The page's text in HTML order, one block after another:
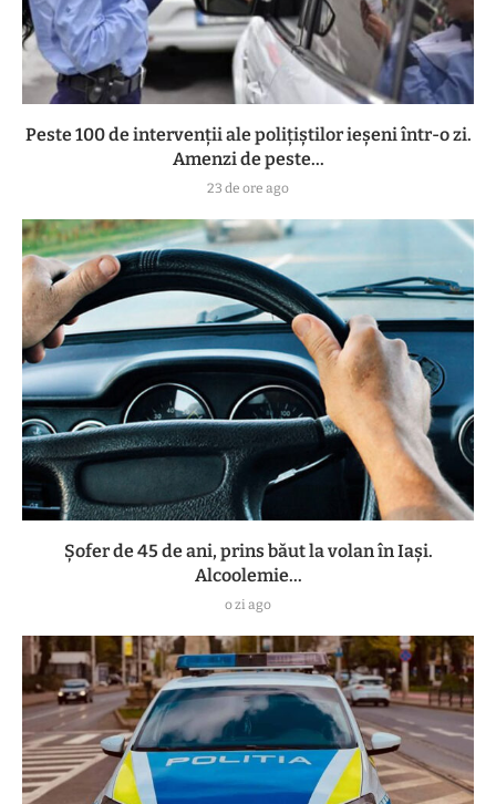
Peste 100 de intervenții ale polițiștilor ieșeni într-o zi.
Amenzi de peste...
23 de ore ago
Șofer de 45 de ani, prins băut la volan în Iași.
Alcoolemie...
o zi ago